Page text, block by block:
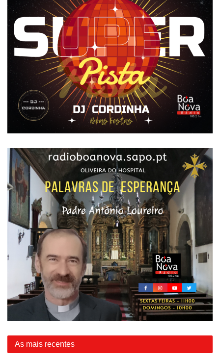
As mais recentes